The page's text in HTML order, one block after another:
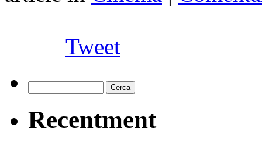
Tweet
Recentment